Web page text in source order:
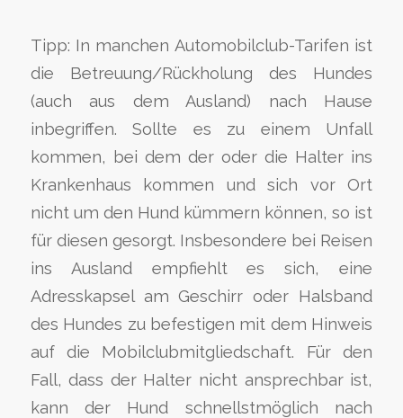
Tipp: In manchen Automobilclub-Tarifen ist
die Betreuung/Rückholung des Hundes
(auch aus dem Ausland) nach Hause
inbegriffen. Sollte es zu einem Unfall
kommen, bei dem der oder die Halter ins
Krankenhaus kommen und sich vor Ort
nicht um den Hund kümmern können, so ist
für diesen gesorgt. Insbesondere bei Reisen
ins Ausland empfiehlt es sich, eine
Adresskapsel am Geschirr oder Halsband
des Hundes zu befestigen mit dem Hinweis
auf die Mobilclubmitgliedschaft. Für den
Fall, dass der Halter nicht ansprechbar ist,
kann der Hund schnellstmöglich nach